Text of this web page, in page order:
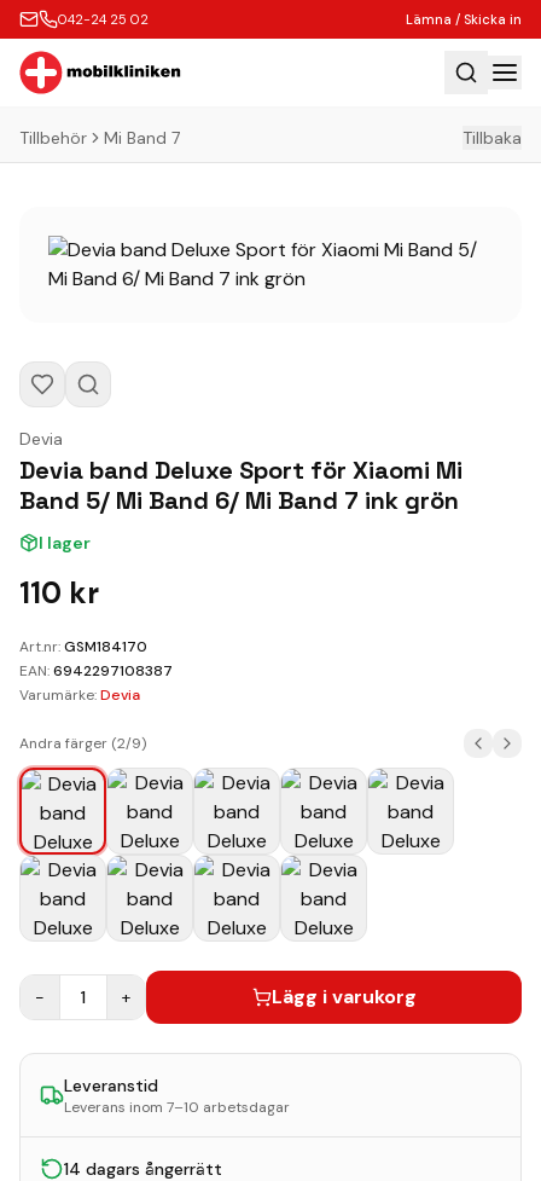
042-24 25 02 Lämna / Skicka in
Hem
Köp
Tillbehör
Lämna / Skicka in
Företagskunder
Butik
Kontakt
Kundvagn
Tillbehör Mi Band 7 Tillbaka
Devia
Devia band Deluxe Sport för Xiaomi Mi
Band 5/ Mi Band 6/ Mi Band 7 ink grön
I lager
110 kr
Art.nr:GSM184170
EAN:6942297108387
Varumärke:Devia
Andra färger (2/9)
− 1 + Lägg i varukorg
Leveranstid
Leverans inom 7–10 arbetsdagar
14 dagars ångerrätt